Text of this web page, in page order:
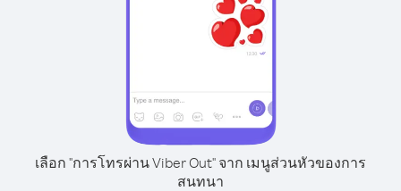
เลือก "การโทรผ่าน Viber Out" จาก เมนูส่วนหัวของการ
สนทนา